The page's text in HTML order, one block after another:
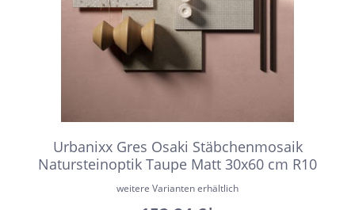
Urbanixx Gres Osaki Stäbchenmosaik
Natursteinoptik Taupe Matt 30x60 cm R10
weitere Varianten erhältlich